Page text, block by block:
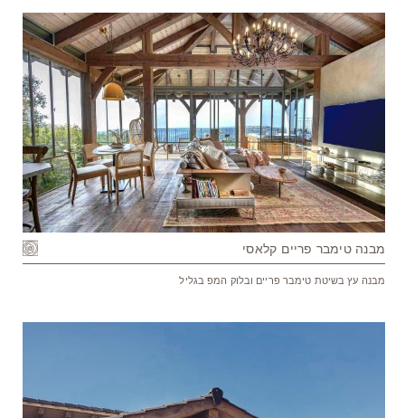
מבנה טימבר פריים קלאסי
מבנה עץ בשיטת טימבר פריים ובלוק המפ בגליל